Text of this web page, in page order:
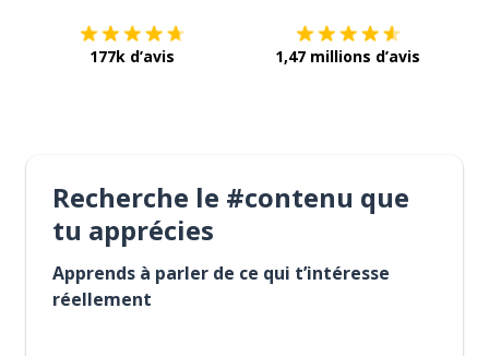
177k d’avis 1,47 millions d’avis
Recherche le #contenu que
tu apprécies
Apprends à parler de ce qui t’intéresse
réellement